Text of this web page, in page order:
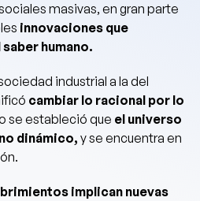
masivas, en gran parte
innovaciones que
humano.
industrial a la del
cambiar lo racional por lo
se estableció que el universo
dinámico, y se encuentra en
implican nuevas